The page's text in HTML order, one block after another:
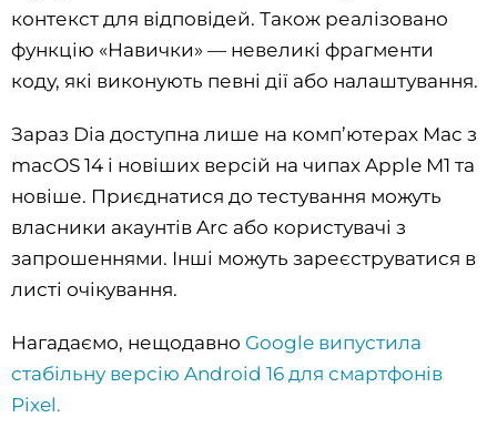
контекст для відповідей. Також реалізовано
функцію «Навички» — невеликі фрагменти
коду, які виконують певні дії або налаштування.
Зараз Dia доступна лише на комп’ютерах Mac з
macOS 14 і новіших версій на чипах Apple M1 та
новіше. Приєднатися до тестування можуть
власники акаунтів Arc або користувачі з
запрошеннями. Інші можуть зареєструватися в
листі очікування.
Нагадаємо, нещодавно Google випустила
стабільну версію Android 16 для смартфонів
Pixel.